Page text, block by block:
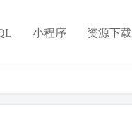
小程序 资源下载